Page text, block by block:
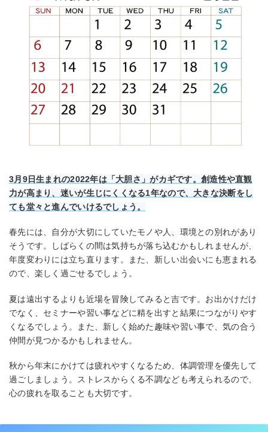
3月9日生まれの2022年は「大胆さ」がカギです。創造性や直観
力が高まり、迷いが生じにくくなる1年なので、大きな決断をし
ても堂々と進んでいけるでしょう。
春先には、自分が大切にしていたモノや人、環境との別れがあり
そうです。しばらくの間は気持ちが落ち込むかもしれませんが、
年度変わりには立ち直ります。また、新しい出会いにも恵まれる
ので、楽しく過ごせるでしょう。
夏は遠出するよりも近場を冒険してみると吉です。お出かけだけ
でなく、セミナーや習い事などに精を出すと結果につながりやす
くなるでしょう。また、新しく始めた趣味や習い事で、気の合う
仲間が見つかるかもしれません。
秋から年末にかけては疲れやすくなるため、体調管理を優先して
過ごしましょう。ストレスからくる不調なども考えられるので、
心の疲れを取ることも大切です。